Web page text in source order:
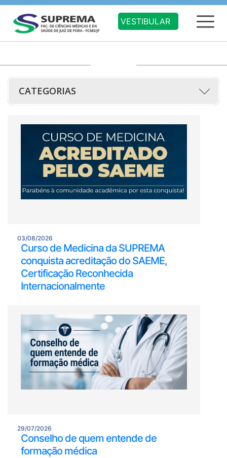
VESTIBULAR
CATEGORIAS
03/08/2026
Curso de Medicina da SUPREMA
conquista acreditação do SAEME,
Certificação Reconhecida
Internacionalmente
29/07/2026
Conselho de quem entende de
formação médica